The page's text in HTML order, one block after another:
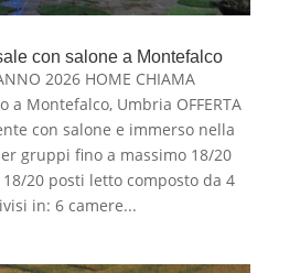
con salone a Montefalco
2026 HOME CHIAMA
a Montefalco, Umbria OFFERTA
con salone e immerso nella
gruppi fino a massimo 18/20
20 posti letto composto da 4
in: 6 camere...